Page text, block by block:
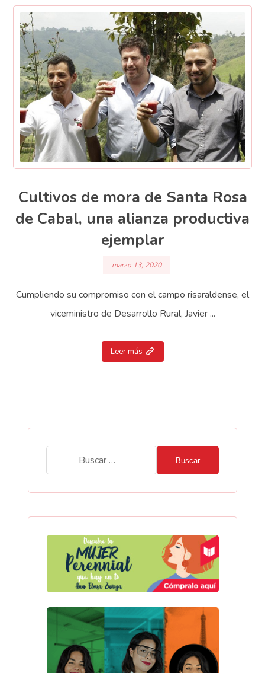
Cultivos de mora de Santa Rosa
de Cabal, una alianza productiva
ejemplar
marzo 13, 2020
Cumpliendo su compromiso con el campo risaraldense, el
viceministro de Desarrollo Rural, Javier ...
Leer más
Buscar